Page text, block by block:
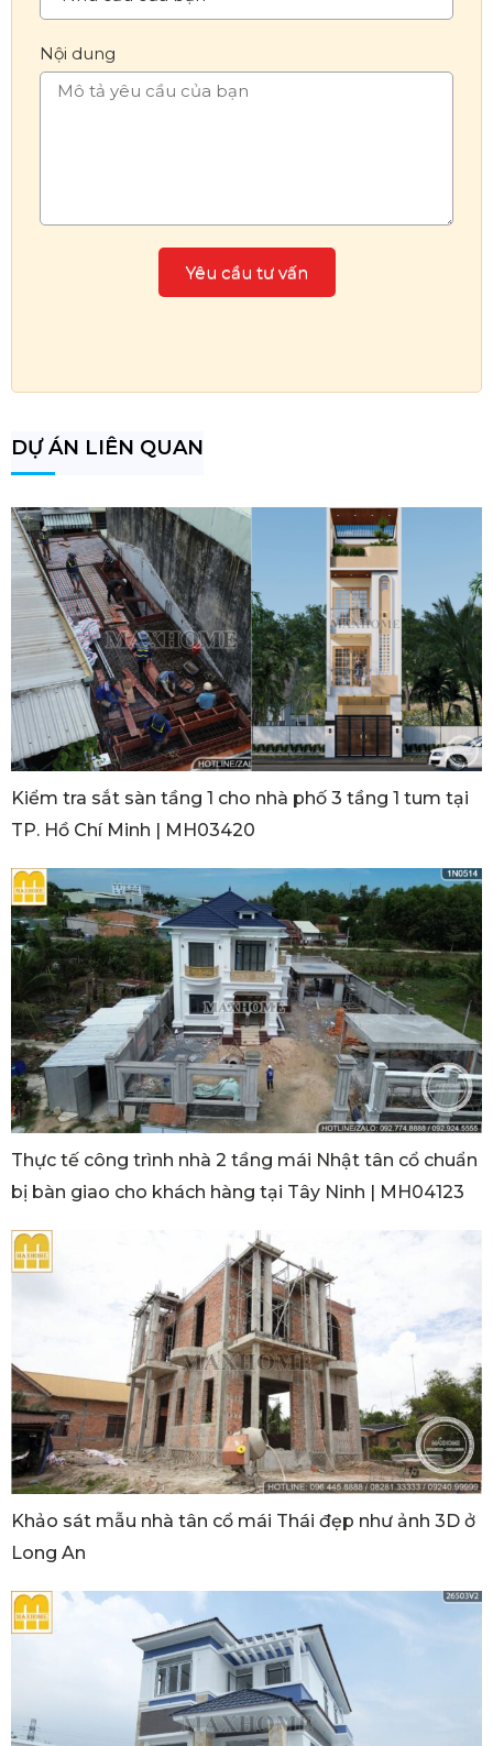
Nội dung
DỰ ÁN LIÊN QUAN
Kiểm tra sắt sàn tầng 1 cho nhà phố 3 tầng 1 tum tại
TP. Hồ Chí Minh | MH03420
Thực tế công trình nhà 2 tầng mái Nhật tân cổ chuẩn
bị bàn giao cho khách hàng tại Tây Ninh | MH04123
Khảo sát mẫu nhà tân cổ mái Thái đẹp như ảnh 3D ở
Long An